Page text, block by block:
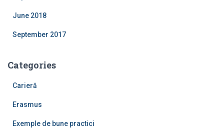
June 2018
September 2017
Categories
Carieră
Erasmus
Exemple de bune practici